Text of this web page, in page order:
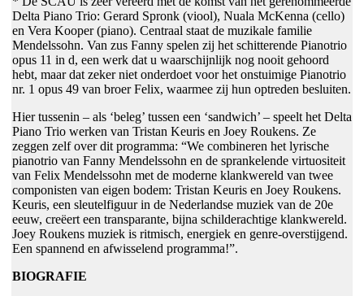
Delta Piano Trio: Gerard Spronk (viool), Nuala McKenna (cello)
en Vera Kooper (piano). Centraal staat de muzikale familie
Mendelssohn. Van zus Fanny spelen zij het schitterende Pianotrio
opus 11 in d, een werk dat u waarschijnlijk nog nooit gehoord
hebt, maar dat zeker niet onderdoet voor het onstuimige Pianotrio
nr. 1 opus 49 van broer Felix, waarmee zij hun optreden besluiten.
Hier tussenin – als ‘beleg’ tussen een ‘sandwich’ – speelt het Delta
Piano Trio werken van Tristan Keuris en Joey Roukens. Ze
zeggen zelf over dit programma: “We combineren het lyrische
pianotrio van Fanny Mendelssohn en de sprankelende virtuositeit
van Felix Mendelssohn met de moderne klankwereld van twee
componisten van eigen bodem: Tristan Keuris en Joey Roukens.
Keuris, een sleutelfiguur in de Nederlandse muziek van de 20e
eeuw, creëert een transparante, bijna schilderachtige klankwereld.
Joey Roukens muziek is ritmisch, energiek en genre-overstijgend.
Een spannend en afwisselend programma!”.
BIOGRAFIE